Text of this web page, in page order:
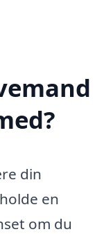
din
en
om du